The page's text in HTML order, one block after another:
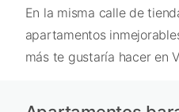
En la misma calle de
apartamentos
más te gustaría hacer en